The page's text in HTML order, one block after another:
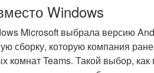
Windows
Microsoft выбрала версию
сборку, которую компания
комнат Teams. Такой выбор,